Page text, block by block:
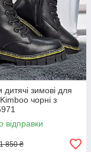
дитячі зимові для
чорні з
відправки
1 850 ₴